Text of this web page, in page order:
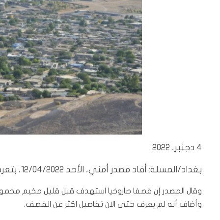
4 دجنبر، 2022
بغداد/المسلة: أفاد مصدر أمني، الأحد 12/04/2022، بتعرض مخيم مخمور في محافظة نينوى لقصف صاروخي.
وقال المصدر إن قصفا صاروخيا استهدف قبل قليل مخيم
وأضاف أنه لم يعرف حتى الان تفاصيل اكثر عن القصف.